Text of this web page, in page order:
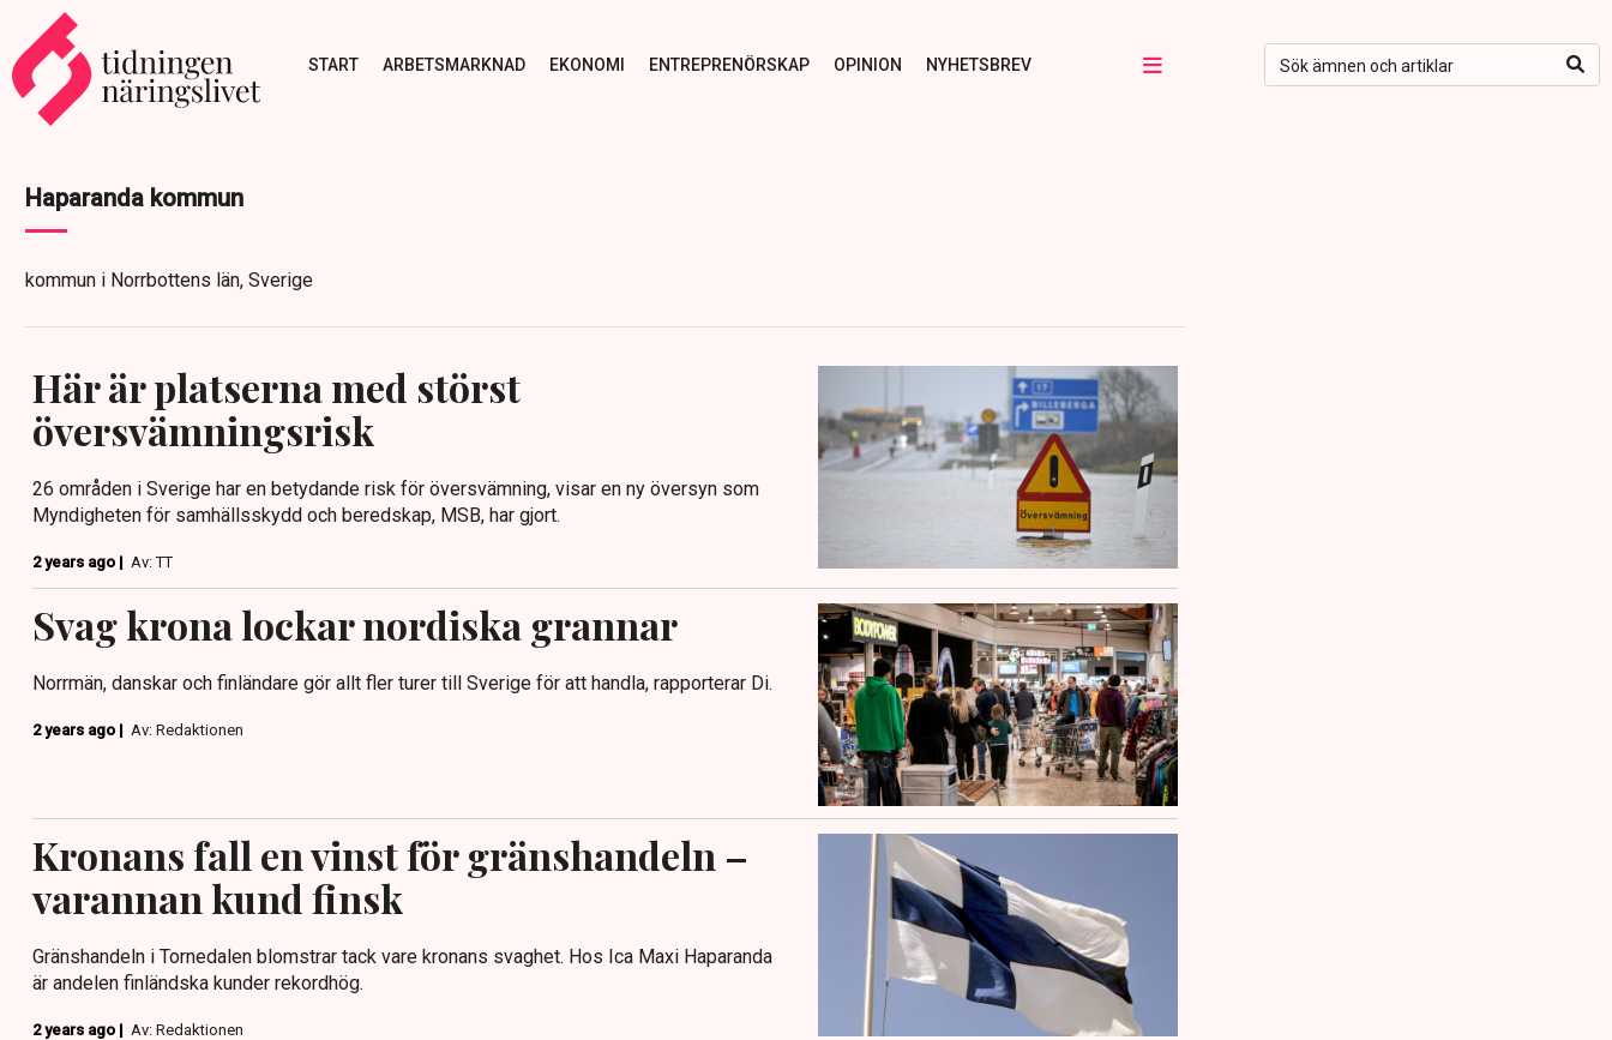
START ARBETSMARKNAD EKONOMI ENTREPRENÖRSKAP OPINION NYHETSBREV
Haparanda kommun
kommun i Norrbottens län, Sverige
Här är platserna med störst
översvämningsrisk
26 områden i Sverige har en betydande risk för översvämning, visar en ny översyn som
Myndigheten för samhällsskydd och beredskap, MSB, har gjort.
2 years ago | Av: TT
Svag krona lockar nordiska grannar
Norrmän, danskar och finländare gör allt fler turer till Sverige för att handla, rapporterar Di.
2 years ago | Av: Redaktionen
Kronans fall en vinst för gränshandeln –
varannan kund finsk
Gränshandeln i Tornedalen blomstrar tack vare kronans svaghet. Hos Ica Maxi Haparanda
är andelen finländska kunder rekordhög.
2 years ago | Av: Redaktionen